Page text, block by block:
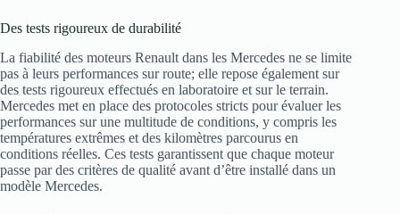
Des tests rigoureux de durabilité
La fiabilité des moteurs Renault dans les Mercedes ne se limite
pas à leurs performances sur route; elle repose également sur
des tests rigoureux effectués en laboratoire et sur le terrain.
Mercedes met en place des protocoles stricts pour évaluer les
performances sur une multitude de conditions, y compris les
températures extrêmes et des kilomètres parcourus en
conditions réelles. Ces tests garantissent que chaque moteur
passe par des critères de qualité avant d’être installé dans un
modèle Mercedes.